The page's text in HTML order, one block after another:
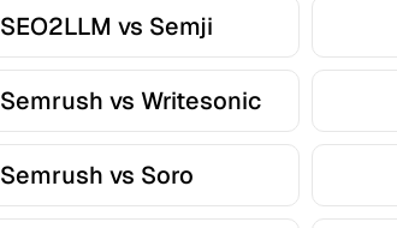
SEO2LLM vs Semji
Semrush vs Writesonic
Semrush vs Soro